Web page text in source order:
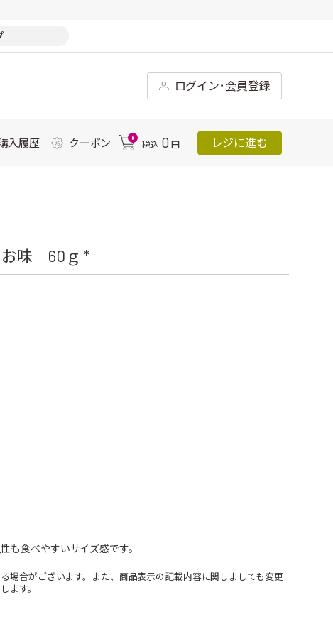
ログイン･会員登録
入履歴 クーポン 0
税込 0 円 レジに進む
味 60ｇ *
も食べやすいサイズ感です。
合がございます。また、商品表示の記載内容に関しましても変更
ます。